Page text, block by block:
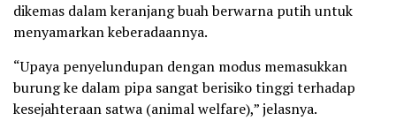
dikemas dalam keranjang buah berwarna putih untuk
menyamarkan keberadaannya.
“Upaya penyelundupan dengan modus memasukkan
burung ke dalam pipa sangat berisiko tinggi terhadap
kesejahteraan satwa (animal welfare),” jelasnya.